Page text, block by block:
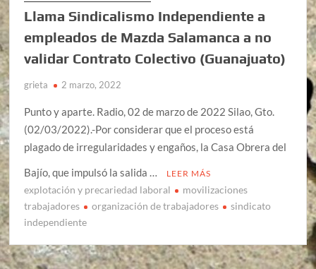
Llama Sindicalismo Independiente a
empleados de Mazda Salamanca a no
validar Contrato Colectivo (Guanajuato)
grieta 2 marzo, 2022
Punto y aparte. Radio, 02 de marzo de 2022 Silao, Gto.
(02/03/2022).-Por considerar que el proceso está
plagado de irregularidades y engaños, la Casa Obrera del
Bajío, que impulsó la salida …
LEER MÁS
explotación y precariedad laboral
movilizaciones
trabajadores
organización de trabajadores
sindicato
independiente